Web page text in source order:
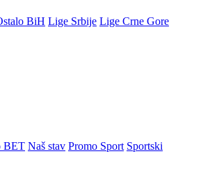
BiH Lige Srbije Lige Crne Gore
BET Naš stav Promo Sport Sportski